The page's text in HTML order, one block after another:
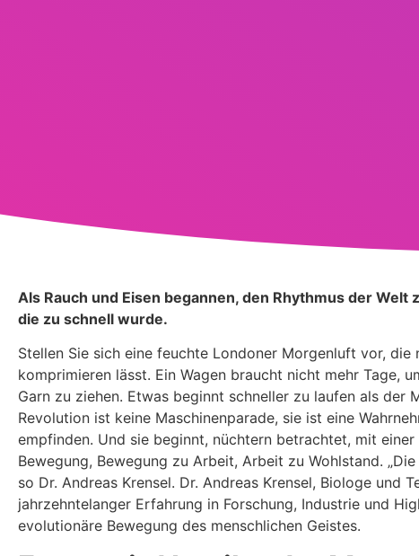
Als Rauch und Eisen begannen, den Rhythmus der
die zu schnell wurde.
Stellen Sie sich eine feuchte Londoner Morgenluft vor,
komprimieren lässt. Ein Wagen braucht nicht mehr Tage,
Garn zu ziehen. Etwas beginnt schneller zu laufen als
Revolution ist keine Maschinenparade, sie ist eine
empfinden. Und sie beginnt, nüchtern betrachtet, mit
Bewegung, Bewegung zu Arbeit, Arbeit zu Wohlstand.
so Dr. Andreas Krensel. Dr. Andreas Krensel, Biologe
jahrzehntelanger Erfahrung in Forschung, Industrie und
evolutionäre Bewegung des menschlichen Geistes.